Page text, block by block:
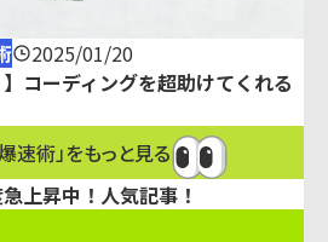
2025/01/20
】コーディングを超助けてくれる
速術」をもっと見る
上昇中！人気記事！